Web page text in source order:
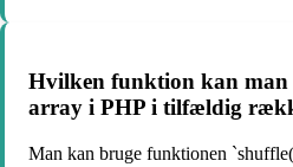
Hvilken funktion kan man
array i PHP i tilfældig
Man kan bruge funktionen